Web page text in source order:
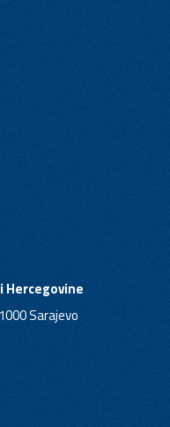
Hercegovine
Sarajevo